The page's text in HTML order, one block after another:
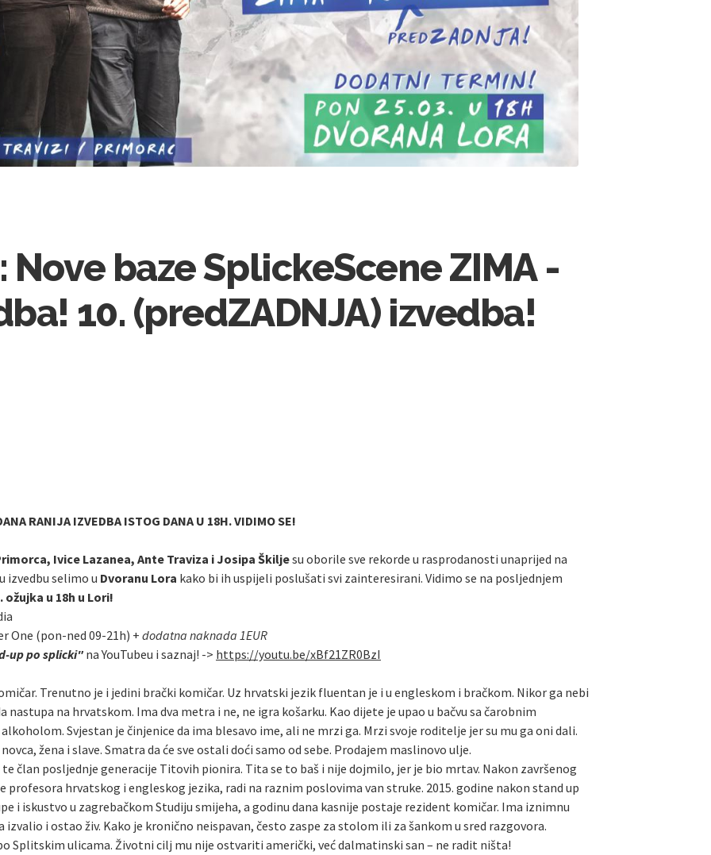
Nove baze SplickeScene ZIMA -
10. (predZADNJA) izvedba!
RANIJA IZVEDBA ISTOG DANA U 18H. VIDIMO SE!
Ivice Lazanea, Ante Traviza i Josipa Škiljesu oborile sve rekorde u rasprodanosti unaprijed na
izvedbu selimo u Dvoranu Lora kako bi ih uspijeli poslušati svi zainteresirani. Vidimo se na posljednjem
u 18h u Lori!
One (pon-ned 09-21h) +dodatna naknada 1EUR
up po splicki"na YouTubeu i saznaj! -> https://youtu.be/xBf21ZR0BzI
Trenutno je i jedini brački komičar. Uz hrvatski jezik fluentan je i u engleskom i bračkom. Nikor ga nebi
na hrvatskom. Ima dva metra i ne, ne igra košarku. Kao dijete je upao u bačvu sa čarobnim
Svjestan je činjenice da ima blesavo ime, ali ne mrzi ga. Mrzi svoje roditelje jer su mu ga oni dali.
žena i slave. Smatra da će sve ostali doći samo od sebe. Prodajem maslinovo ulje.
član posljednje generacije Titovih pionira. Tita se to baš i nije dojmilo, jer je bio mrtav. Nakon završenog
hrvatskog i engleskog jezika, radi na raznim poslovima van struke. 2015. godine nakon stand up
i iskustvo u zagrebačkom Studiju smijeha, a godinu dana kasnije postaje rezident komičar. Ima iznimnu
i ostao živ. Kako je kronično neispavan, često zaspe za stolom ili za šankom u sred razgovora.
Splitskim ulicama. Životni cilj mu nije ostvariti američki, već dalmatinski san – ne radit ništa!